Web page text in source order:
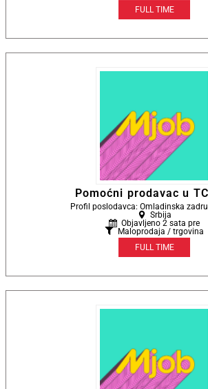
FULL TIME
Pomoćni prodavac u
Profil poslodavca: Omladinska
Srbija
Objavljeno 2 sata pre
Maloprodaja / trgovina
FULL TIME